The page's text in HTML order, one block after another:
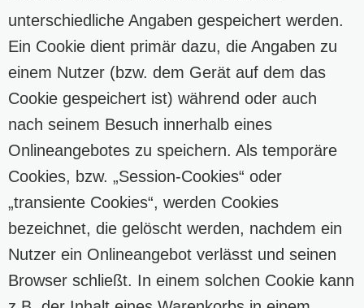
unterschiedliche Angaben gespeichert werden.
Ein Cookie dient primär dazu, die Angaben zu
einem Nutzer (bzw. dem Gerät auf dem das
Cookie gespeichert ist) während oder auch
nach seinem Besuch innerhalb eines
Onlineangebotes zu speichern. Als temporäre
Cookies, bzw. „Session-Cookies“ oder
„transiente Cookies“, werden Cookies
bezeichnet, die gelöscht werden, nachdem ein
Nutzer ein Onlineangebot verlässt und seinen
Browser schließt. In einem solchen Cookie kann